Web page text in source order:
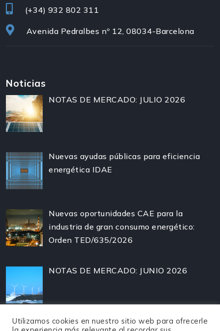
(+34) 932 802 311
Avenida Pedralbes nº 12, 08034-Barcelona
Noticias
NOTAS DE MERCADO: JULIO 2026
Nuevas ayudas públicas para eficiencia
energética IDAE
Nuevas oportunidades CAE para la
industria de gran consumo energético:
Orden TED/635/2026
NOTAS DE MERCADO: JUNIO 2026
Utilizamos cookies en nuestro sitio web para ofrecerle